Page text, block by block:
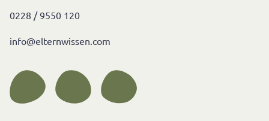
0228 / 9550 120
info@elternwissen.com